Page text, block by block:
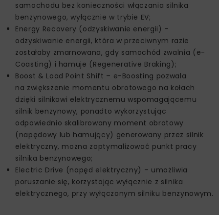
samochodu bez konieczności włączania silnika
benzynowego, wyłącznie w trybie EV;
Energy Recovery (odzyskiwanie energii) –
odzyskiwanie energii, która w przeciwnym razie
zostałaby zmarnowana, gdy samochód zwalnia (e-
Coasting) i hamuje (Regenerative Braking);
Boost & Load Point Shift – e-Boosting pozwala
na zwiększenie momentu obrotowego na kołach
dzięki silnikowi elektrycznemu wspomagającemu
silnik benzynowy, ponadto wykorzystując
odpowiednio skalibrowany moment obrotowy
(napędowy lub hamujący) generowany przez silnik
elektryczny, można zoptymalizować punkt pracy
silnika benzynowego;
Electric Drive (napęd elektryczny) – umożliwia
poruszanie się, korzystając wyłącznie z silnika
elektrycznego, przy wyłączonym silniku benzynowym.